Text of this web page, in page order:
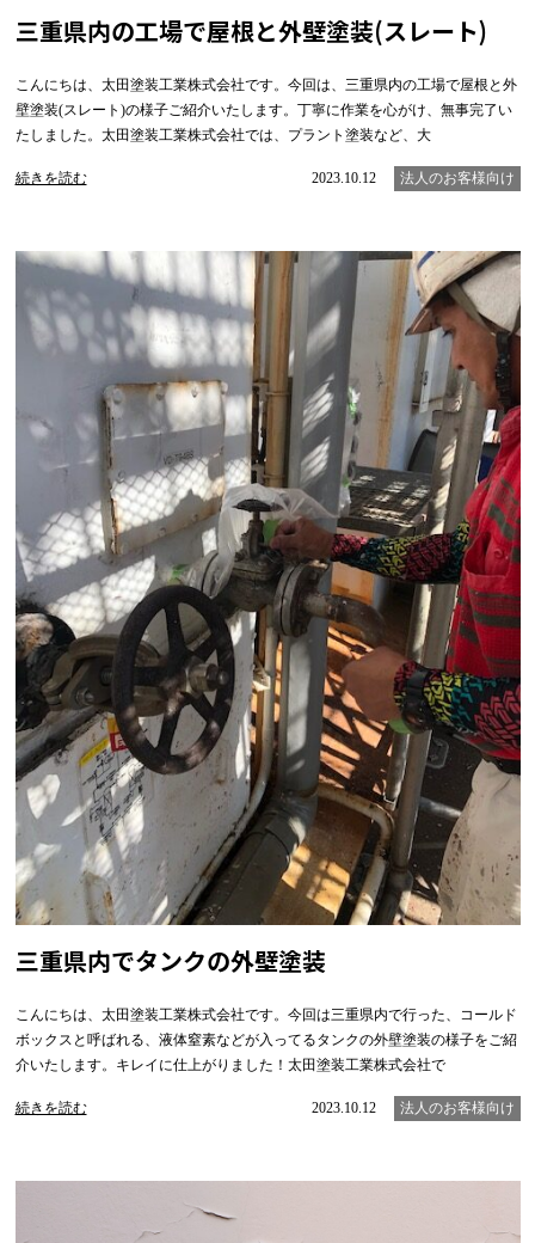
三重県内の工場で屋根と外壁塗装(スレート)
こんにちは、太田塗装工業株式会社です。今回は、三重県内の工場で屋根と外
壁塗装(スレート)の様子ご紹介いたします。丁寧に作業を心がけ、無事完了い
たしました。太田塗装工業株式会社では、プラント塗装など、大
続きを読む 2023.10.12 法人のお客様向け
三重県内でタンクの外壁塗装
こんにちは、太田塗装工業株式会社です。今回は三重県内で行った、コールド
ボックスと呼ばれる、液体窒素などが入ってるタンクの外壁塗装の様子をご紹
介いたします。キレイに仕上がりました！太田塗装工業株式会社で
続きを読む 2023.10.12 法人のお客様向け